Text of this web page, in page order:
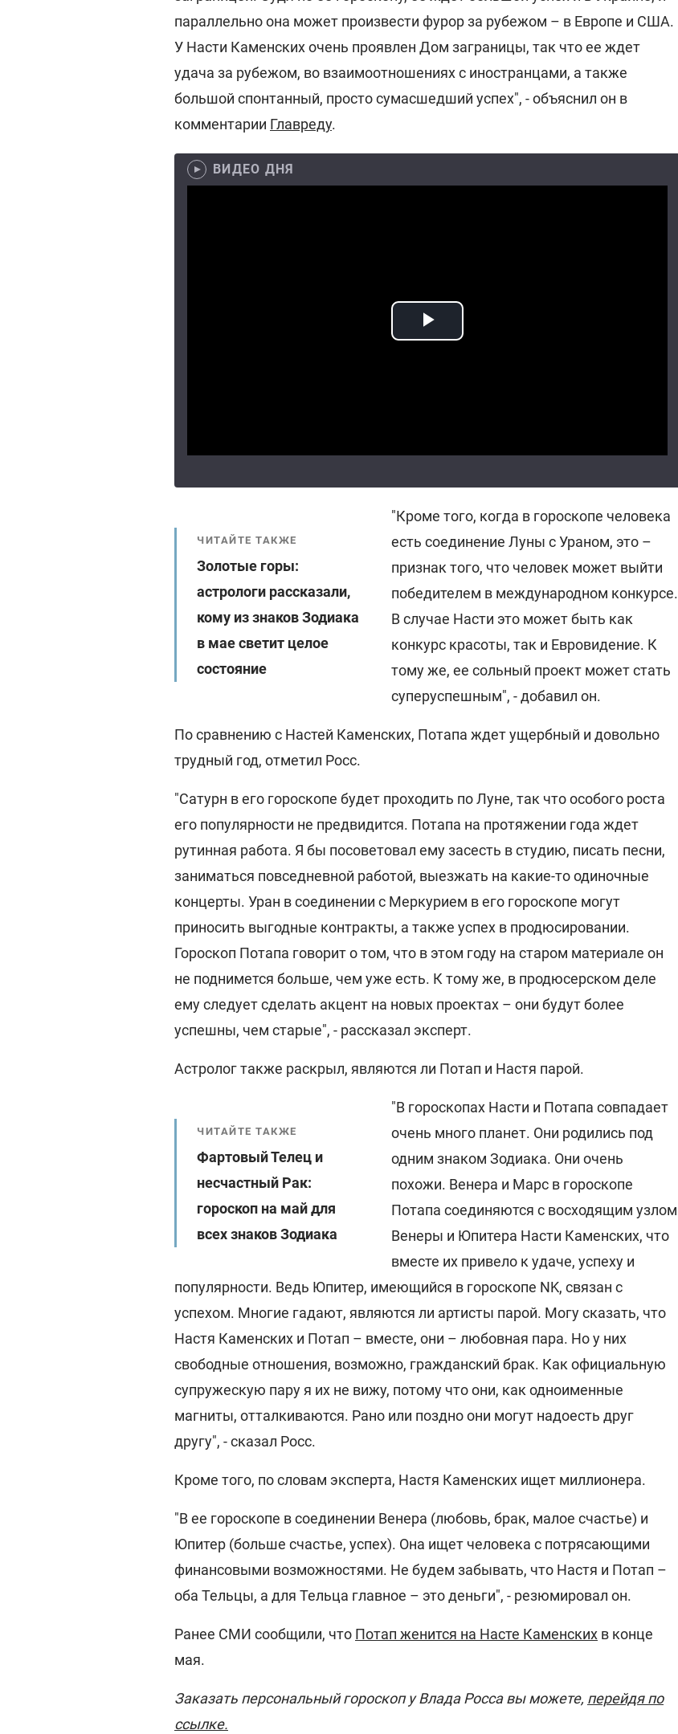
параллельно она может произвести фурор за рубежом – в Европе и США.
У Насти Каменских очень проявлен Дом заграницы, так что ее ждет
удача за рубежом, во взаимоотношениях с иностранцами, а также
большой спонтанный, просто сумасшедший успех", - объяснил он в
комментарии Главреду.
ВИДЕО ДНЯ
ЧИТАЙТЕ ТАКЖЕ
Золотые горы:
астрологи рассказали,
кому из знаков Зодиака
в мае светит целое
состояние
"Кроме того, когда в гороскопе человека
есть соединение Луны с Ураном, это –
признак того, что человек может выйти
победителем в международном конкурсе.
В случае Насти это может быть как
конкурс красоты, так и Евровидение. К
тому же, ее сольный проект может стать
суперуспешным", - добавил он.
По сравнению с Настей Каменских, Потапа ждет ущербный и довольно
трудный год, отметил Росс.
"Сатурн в его гороскопе будет проходить по Луне, так что особого роста
его популярности не предвидится. Потапа на протяжении года ждет
рутинная работа. Я бы посоветовал ему засесть в студию, писать песни,
заниматься повседневной работой, выезжать на какие-то одиночные
концерты. Уран в соединении с Меркурием в его гороскопе могут
приносить выгодные контракты, а также успех в продюсировании.
Гороскоп Потапа говорит о том, что в этом году на старом материале он
не поднимется больше, чем уже есть. К тому же, в продюсерском деле
ему следует сделать акцент на новых проектах – они будут более
успешны, чем старые", - рассказал эксперт.
Астролог также раскрыл, являются ли Потап и Настя парой.
ЧИТАЙТЕ ТАКЖЕ
Фартовый Телец и
несчастный Рак:
гороскоп на май для
всех знаков Зодиака
"В гороскопах Насти и Потапа совпадает
очень много планет. Они родились под
одним знаком Зодиака. Они очень
похожи. Венера и Марс в гороскопе
Потапа соединяются с восходящим узлом
Венеры и Юпитера Насти Каменских, что
вместе их привело к удаче, успеху и
популярности. Ведь Юпитер, имеющийся в гороскопе NK, связан с
успехом. Многие гадают, являются ли артисты парой. Могу сказать, что
Настя Каменских и Потап – вместе, они – любовная пара. Но у них
свободные отношения, возможно, гражданский брак. Как официальную
супружескую пару я их не вижу, потому что они, как одноименные
магниты, отталкиваются. Рано или поздно они могут надоесть друг
другу", - сказал Росс.
Кроме того, по словам эксперта, Настя Каменских ищет миллионера.
"В ее гороскопе в соединении Венера (любовь, брак, малое счастье) и
Юпитер (больше счастье, успех). Она ищет человека с потрясающими
финансовыми возможностями. Не будем забывать, что Настя и Потап –
оба Тельцы, а для Тельца главное – это деньги", - резюмировал он.
Ранее СМИ сообщили, что Потап женится на Насте Каменских в конце
мая.
Заказать персональный гороскоп у Влада Росса вы можете, перейдя по
ссылке.